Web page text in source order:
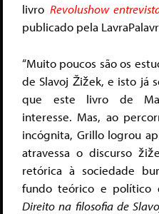
livro Revolushow
publicado pela
“Muito poucos são os
de Slavoj Žižek, e isto já
que este livro de
interesse. Mas, ao
incógnita, Grillo logrou
atravessa o discurso
retórica à sociedade
fundo teórico e político
Direito na filosofia de